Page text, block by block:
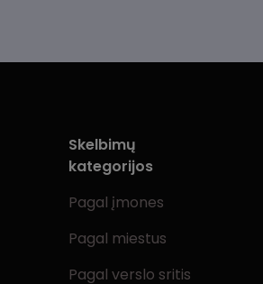
Skelbimų
kategorijos
Pagal įmones
Pagal miestus
Pagal verslo sritis